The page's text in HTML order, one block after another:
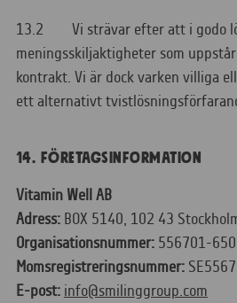
13.2 Vi strävar efter att i godo
meningsskiljaktigheter som
kontrakt. Vi är dock varken villiga
ett alternativt
14. FÖRETAGSINFORMATION
Vitamin Well AB
Adress:BOX 5140, 102 43
Organisationsnummer:556701-
Momsregistreringsnummer:
E-post: info@smilinggroup.com